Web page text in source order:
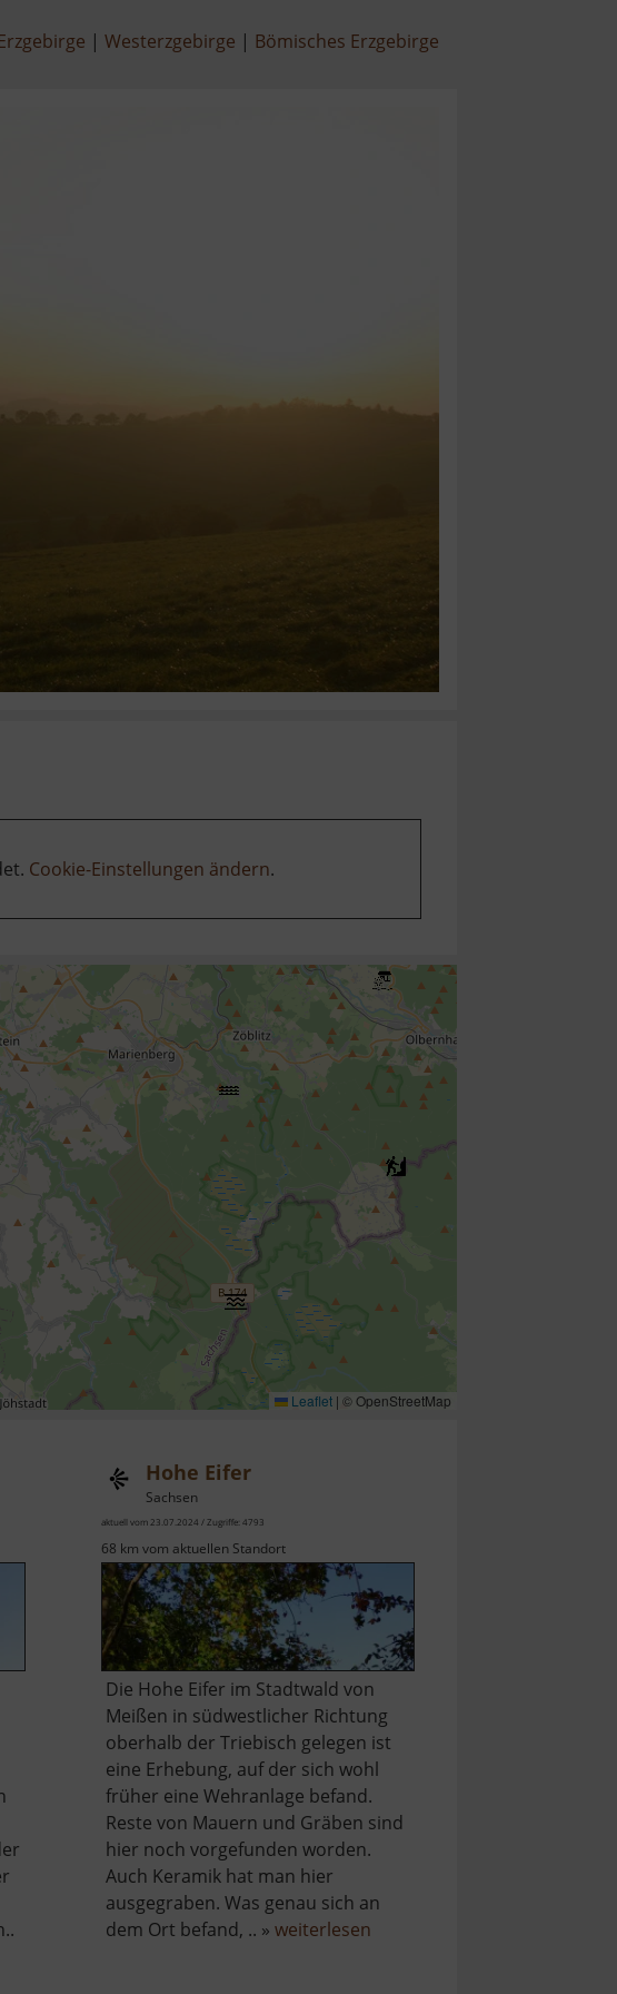
Westerzgebirge Bömisches Erzgebirge
Cookie-Einstellungen ändern.
Leaflet | © OpenStreetMap
Hohe Eifer
Sachsen
aktuell vom 23.07.2024 / Zugriffe: 4793
68 km vom aktuellen Standort
Die Hohe Eifer im Stadtwald von
Meißen in südwestlicher Richtung
oberhalb der Triebisch gelegen ist
eine Erhebung, auf der sich wohl
früher eine Wehranlage befand.
Reste von Mauern und Gräben sind
hier noch vorgefunden worden.
Auch Keramik hat man hier
ausgegraben. Was genau sich an
dem Ort befand, .. » weiterlesenüber